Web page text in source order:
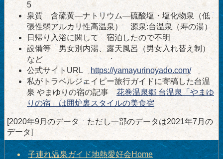
5
泉質 含硫黄―ナトリウム―硫酸塩・塩化物泉（低
張性弱アルカリ性高温泉） 源泉:台温泉（寿の湯）
日帰り入浴に関して 宿泊したので不明
設備等 男女別内湯、露天風呂（男女入れ替え制）
など
公式サイトURL https://yamayurinoyado.com/
私がトラベルジェイピー旅行ガイドに寄稿した台温
泉 やまゆりの宿の記事花巻温泉郷 台温泉「やまゆ
りの宿」は囲炉裏スタイルの美食宿
[2020年9月のデータ ただし一部のデータは2021年7月の
データ]
子連れ温泉ガイド地熱愛好会Home